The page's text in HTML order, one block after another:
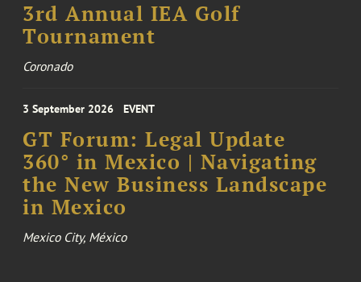
3rd Annual IEA Golf
Tournament
Coronado
3 September 2026 EVENT
GT Forum: Legal Update
360° in Mexico | Navigating
the New Business Landscape
in Mexico
Mexico City, México